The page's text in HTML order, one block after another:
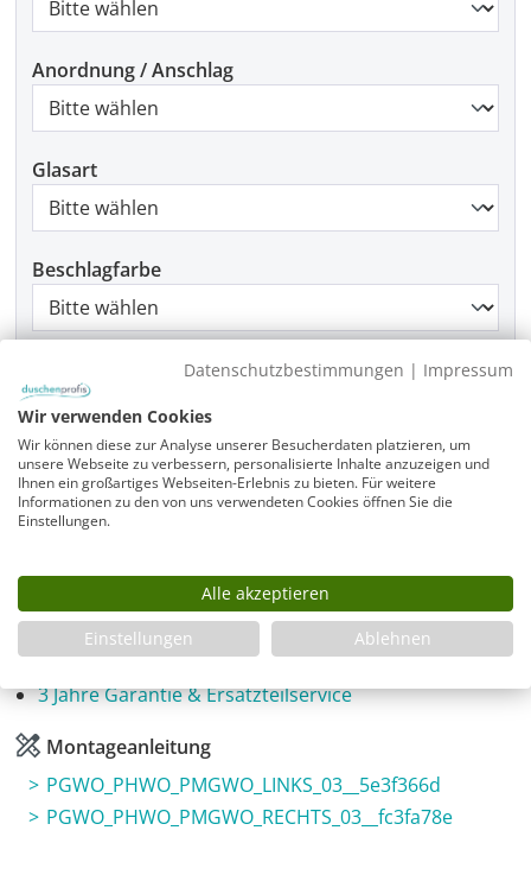
Anordnung / Anschlag
Glasart
Beschlagfarbe
Produkt Anzahl: Gib den gewünschten
In den Warenkorb
Fragen zum Artikel
3 Jahre Garantie & Ersatzteilservice
Montageanleitung
PGWO_PHWO_PMGWO_LINKS_03__5e3f366d
PGWO_PHWO_PMGWO_RECHTS_03__fc3fa78e
Datenschutzbestimmungen | Impressum
Wir verwenden Cookies
Wir können diese zur Analyse unserer Besucherdaten platzieren, um
unsere Webseite zu verbessern, personalisierte Inhalte anzuzeigen und
Ihnen ein großartiges Webseiten-Erlebnis zu bieten. Für weitere
Informationen zu den von uns verwendeten Cookies öffnen Sie die
Einstellungen.
Alle akzeptieren
Einstellungen
Ablehnen